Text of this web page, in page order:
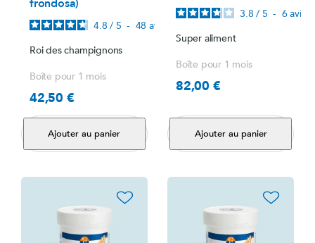
frondosa)
4.8 / 5 - 48avis
Roi des champignons
Boîte pour 1 mois
Prix
42,50 €
Ajouter au panier
3.8 / 5 - 6avis
Super aliment
Boîte pour 1 mois
Prix
82,00 €
Ajouter au panier
favorite_border favorite_border